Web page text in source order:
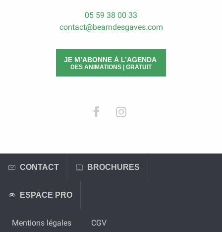
05 59 38 00 33
contact@bearndesgaves.com
JE M’ABONNE À L’AGENDA
DES ANIMATIONS | GRATUIT
CONTACT BROCHURES
ESPACE PRO
Mentions légales CGV